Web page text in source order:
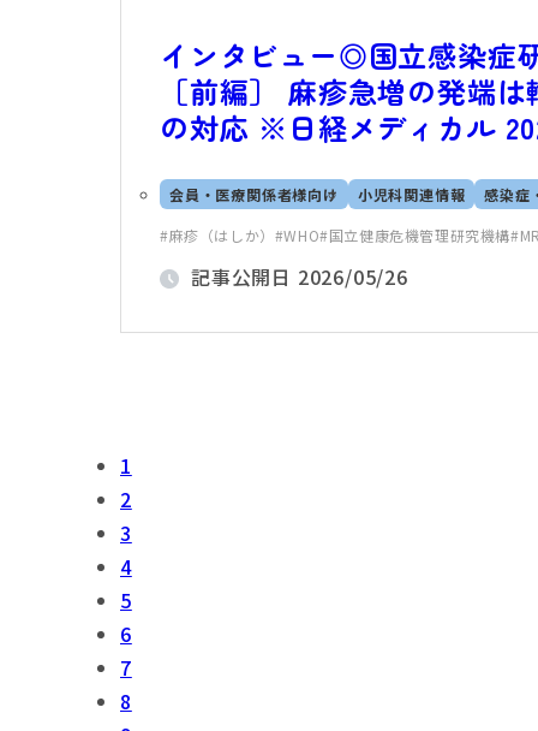
インタビュー◎国立感染症
［前編］ 麻疹急増の発端
の対応 ※日経メディカル
会員・医療関係者様向け 小児科関連情報 感染症
麻疹（はしか） WHO 国立健康危機管理研究機構
記事公開日 2026/05/26
1
2
3
4
5
6
7
8